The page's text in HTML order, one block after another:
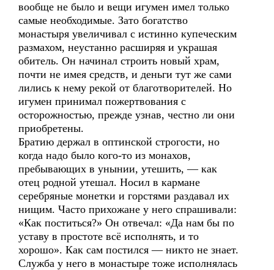
вообще не было и вещи игумен имел только
самые необходимые. Зато богатство
монастыря увеличивал с истинно купеческим
размахом, неустанно расширяя и украшая
обитель. Он начинал строить новый храм,
почти не имея средств, и деньги тут же сами
лились к нему рекой от благотворителей. Но
игумен принимал пожертвования с
осторожностью, прежде узнав, честно ли они
приобретены.
Братию держал в оптинской строгости, но
когда надо было кого-то из монахов,
пребывающих в унынии, утешить, — как
отец родной утешал. Носил в кармане
серебряные монетки и горстями раздавал их
нищим. Часто прихожане у него спрашивали:
«Как поститься?» Он отвечал: «Да нам бы по
уставу в простоте всё исполнять, и то
хорошо». Как сам постился — никто не знает.
Служба у него в монастыре тоже исполнялась